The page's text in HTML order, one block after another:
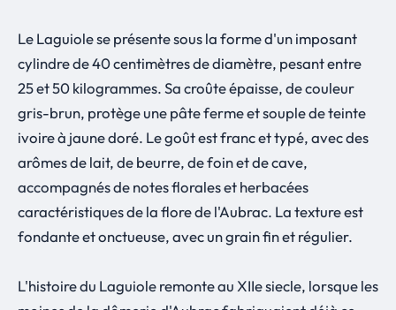
Le Laguiole se présente sous la forme d'un imposant
cylindre de 40 centimètres de diamètre, pesant entre
25 et 50 kilogrammes. Sa croûte épaisse, de couleur
gris-brun, protège une pâte ferme et souple de teinte
ivoire à jaune doré. Le goût est franc et typé, avec des
arômes de lait, de beurre, de foin et de cave,
accompagnés de notes florales et herbacées
caractéristiques de la flore de l'Aubrac. La texture est
fondante et onctueuse, avec un grain fin et régulier.
L'histoire du Laguiole remonte au XIIe siecle, lorsque les